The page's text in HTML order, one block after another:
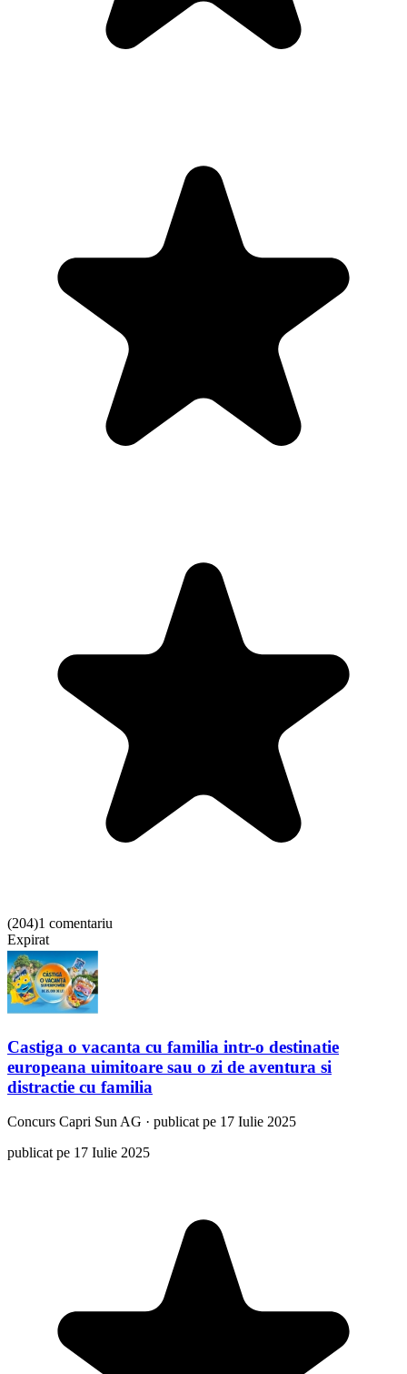
(204)1 comentariu
Expirat
Castiga o vacanta cu familia intr-o destinatie
europeana uimitoare sau o zi de aventura si
distractie cu familia
Concurs Capri Sun AG · publicat pe 17 Iulie 2025
publicat pe 17 Iulie 2025